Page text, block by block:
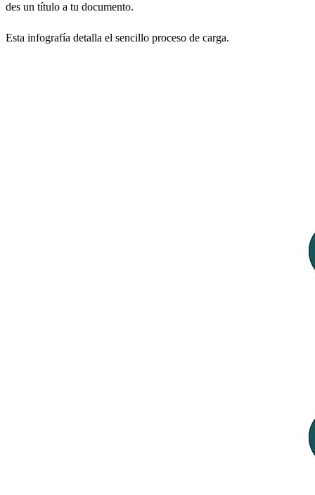
des un título a tu documento.
Esta infografía detalla el sencillo proceso de carga.